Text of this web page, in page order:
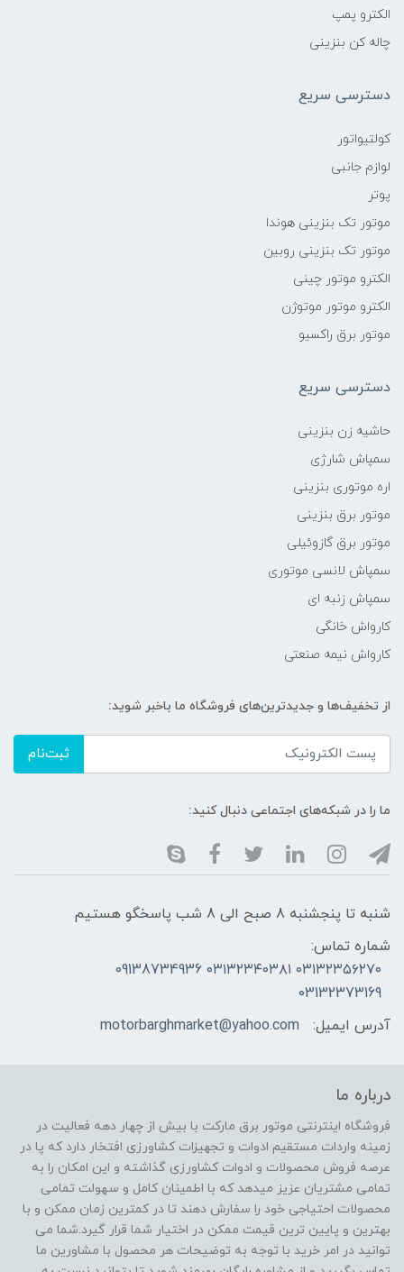
الکترو پمپ
چاله کن بنزینی
دسترسی سریع
کولتیواتور
لوازم جانبی
پوتر
موتور تک بنزینی هوندا
موتور تک بنزینی روبین
الکترو موتور چینی
الکترو موتور موتوژن
موتور برق راکسیو
دسترسی سریع
حاشیه زن بنزینی
سمپاش شارژی
اره موتوری بنزینی
موتور برق بنزینی
موتور برق گازوئیلی
سمپاش لانسی موتوری
سمپاش زنبه ای
کارواش خانگی
کارواش نیمه صنعتی
از تخفیف‌ها و جدیدترین‌های فروشگاه ما باخبر شوید:
ثبت‌نام
ما را در شبکه‌های اجتماعی دنبال کنید:
شنبه تا پنجشنبه 8 صبح الی 8 شب پاسخگو هستیم
شماره تماس:
۰۳۱۳۲۳۵۶۲۷۰ ۰۳۱۳۲۳۴۰۳۸۱ 09138734936
03132373169
آدرس ایمیل:
motorbarghmarket@yahoo.com
درباره ما
فروشگاه اینترنتی موتور برق مارکت با بیش از چهار دهه فعالیت در
زمینه واردات مستقیم ادوات و تجهیزات کشاورزی افتخار دارد که پا در
عرصه فروش محصولات و ادوات کشاورزی گذاشته و این امکان را به
تمامی مشتریان عزیز میدهد که با اطمینان کامل و سهولت تمامی
محصولات احتیاجی خود را سفارش دهند تا در کمترین زمان ممکن و با
بهترین و پایین ترین قیمت ممکن در اختیار شما قرار گیرد.شما می
توانید در امر خرید با توجه به توضیحات هر محصول با مشاورین ما